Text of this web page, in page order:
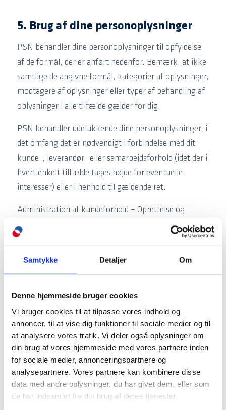
Samtykke Detaljer Om
Denne hjemmeside bruger cookies
Vi bruger cookies til at tilpasse vores indhold og
annoncer, til at vise dig funktioner til sociale medier og til
at analysere vores trafik. Vi deler også oplysninger om
din brug af vores hjemmeside med vores partnere inden
for sociale medier, annonceringspartnere og
analysepartnere. Vores partnere kan kombinere disse
data med andre oplysninger, du har givet dem, eller som
de har indsamlet fra din brug af deres tjenester.
5. Brug af dine personoplysninger
PSN behandler dine personoplysninger til opfyldelse
af de formål, der er anført nedenfor. Bemærk, at ikke
samtlige de angivne formål, kategorier af oplysninger,
modtagere af oplysninger eller typer af behandling af
oplysninger i alle tilfælde gælder for dig.
PSN behandler udelukkende dine personoplysninger, i
det omfang det er nødvendigt i forbindelse med dit
kunde-, leverandør- eller samarbejdsforhold (idet der i
hvert enkelt tilfælde tages højde for eventuelle
interesser) eller i henhold til gældende ret.
Administration af kundeforhold – Oprettelse og
administration af dit kundeforhold med PSN som led i
driften af PSN’s virksomhed, herunder fakturering,
direkte til dig som person. PSN kan desuden i
forbindelse med kundeadministrationen behandle
oplysninger om vores kontaktpersoner hos vores
kunder.
Administration af leverandør- og samarbejdsforhold –
PSN behandler dine personoplysninger i forbindelse
med administration af leverandør- og/eller